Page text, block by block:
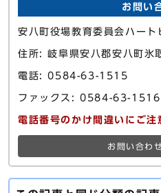
お問い
安八町役場教育委員会ハート
住所: 岐阜県安八郡安八町氷
電話: 0584-63-1515
ファックス: 0584-63-1516
電話番号のかけ間違いにご注
お問い合わ